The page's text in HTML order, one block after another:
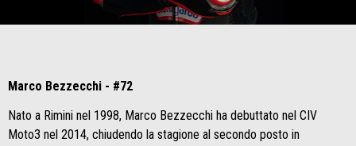
Marco Bezzecchi - #72
Nato a Rimini nel 1998, Marco Bezzecchi ha debuttato nel CIV
Moto3 nel 2014, chiudendo la stagione al secondo posto in